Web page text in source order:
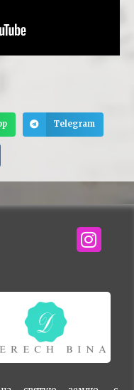
Telegram